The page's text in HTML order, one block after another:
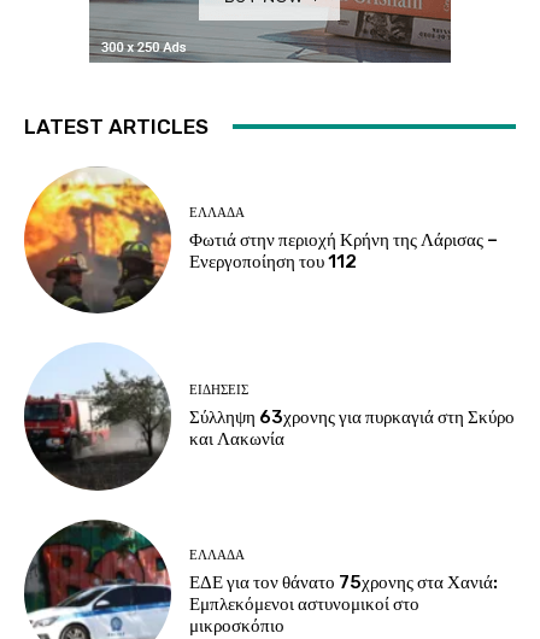
LATEST ARTICLES
ΕΛΛΑΔΑ
Φωτιά στην περιοχή Κρήνη της Λάρισας –
Ενεργοποίηση του 112
ΕΙΔΗΣΕΙΣ
Σύλληψη 63χρονης για πυρκαγιά στη Σκύρο
και Λακωνία
ΕΛΛΑΔΑ
ΕΔΕ για τον θάνατο 75χρονης στα Χανιά:
Εμπλεκόμενοι αστυνομικοί στο
μικροσκόπιο